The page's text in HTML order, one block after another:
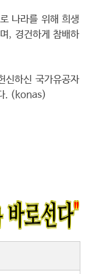
나라를 위해 희생
, 경건하게 참배하
신하신 국가유공자
. (konas)